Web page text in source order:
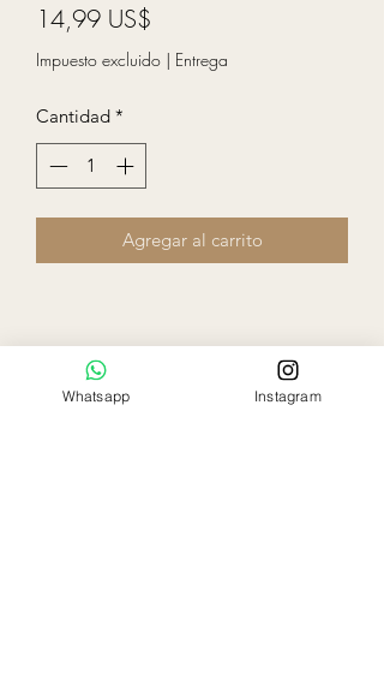
14,99 US$
Impuesto excluido | Entrega
Cantidad *
Agregar al carrito
Whatsapp Instagram